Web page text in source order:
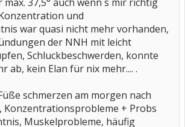
und
war quasi nicht mehr vorhanden,
der NNH mit leicht
Schluckbeschwerden, konnte
ab, kein Elan für nix mehr.... .
schmerzen am morgen nach
Konzentrationsprobleme + Probs
Muskelprobleme, häufig